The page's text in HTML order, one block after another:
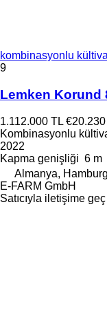
kombinasyonlu
9
Lemken Korund
1.112.000 TL €20.230
Kombinasyonlu
2022
Kapma genişliği 6 m
Almanya, Hamburg
E-FARM GmbH
Satıcıyla iletişime geç